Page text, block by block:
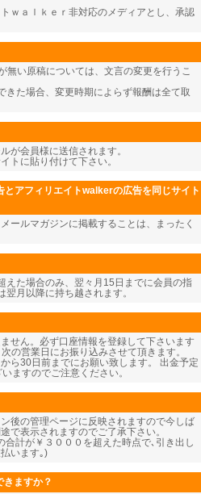
ｗａｌｋｅｒ非対応のメディアとし、承認
い原稿については、文言の変更を行うこ
きた場合、変更時期によらず報酬は全て取
が会員様に送信されます。
トに貼り付けて下さい。
アフィリエイトwalkerの広告を同じサイト
ールマガジンに掲載することは、まったく
えた場合のみ、翌々月15日までに会員の指
月以降に持ち越されます。
せん。必ず口座情報を登録して下さいます
の営業日にお振り込みさせて頂きます。
ら30日前までにお願い致します。 出金予定
ますのでご注意ください。
後の管理ページに反映されますので今しば
で表示されますのでご了承下さい。
計が￥３０００を超えた時点で､引き出し
います｡)
きますか？